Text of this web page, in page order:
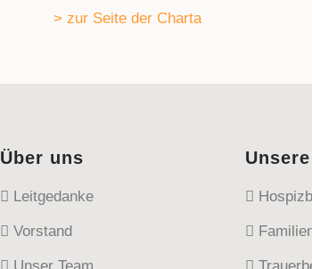
> zur Seite der Charta
Über uns
Leitgedanke
Vorstand